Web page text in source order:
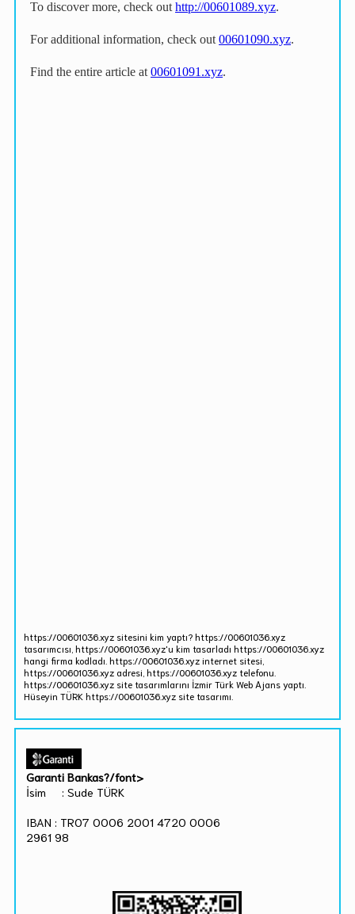
https://00601036.xyz sitesini kim yaptı? https://00601036.xyz
tasarımcısı, https://00601036.xyz'u kim tasarladı https://00601036.xyz
hangi firma kodladı. https://00601036.xyz internet sitesi,
https://00601036.xyz adresi, https://00601036.xyz telefonu.
https://00601036.xyz site tasarımlarını İzmir Türk Web Ajans yaptı.
Hüseyin TÜRK https://00601036.xyz site tasarımı.
Garanti Bankas?/font>
İsim : Sude TÜRK
IBAN : TR07 0006 2001 4720 0006
2961 98